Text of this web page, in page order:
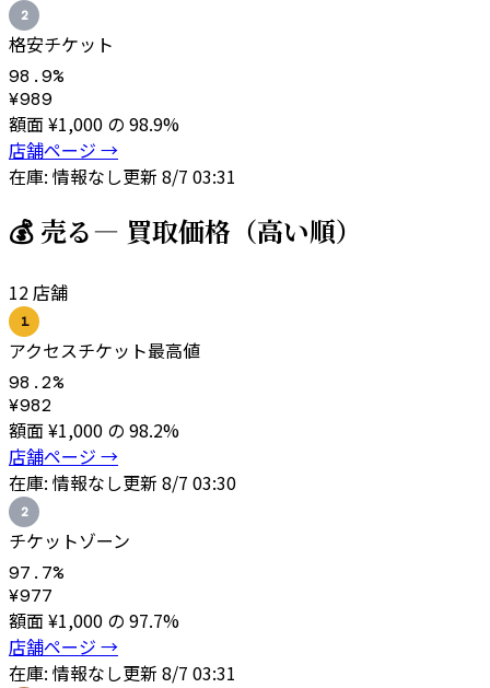
2
格安チケット
98.9%
¥989
額面 ¥1,000 の 98.9%
店舗ページ →
在庫: 情報なし更新 8/7 03:31
💰 売る— 買取価格（高い順）
12店舗
1
アクセスチケット最高値
98.2%
¥982
額面 ¥1,000 の 98.2%
店舗ページ →
在庫: 情報なし更新 8/7 03:30
2
チケットゾーン
97.7%
¥977
額面 ¥1,000 の 97.7%
店舗ページ →
在庫: 情報なし更新 8/7 03:31